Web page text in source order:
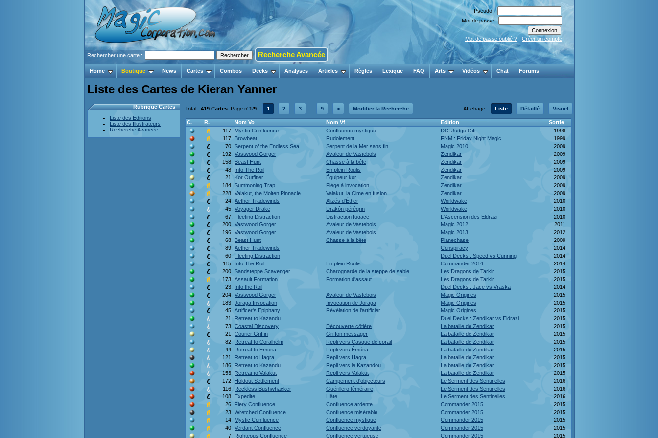
Pseudo :
Mot de passe :
Mot de passe oublié ? - Créer un compte
Rechercher une carte : Recherche Avancée
Home Boutique News Cartes Combos Decks Analyses Articles Règles Lexique FAQ Arts Vidéos Chat Forums
Liste des Cartes de Kieran Yanner
Rubrique Cartes
Liste des Editions
Liste des Illustrateurs
Recherche Avancée
Total : 419 Cartes . Page n°1/9 - 1 2 3 9 > Modifier la Recherche Affichage : Liste Détaillé Visuel
C. R. Nom Vo Nom Vf Edition
Sortie
117.
Mystic Confluence Confluence mystique DCI Judge Gift
1998
117. Browbeat Rudoiement FNM : Friday Night Magic
1999
70. Serpent of the Endless Sea Serpent de la Mer sans fin Magic 2010
2009
192. Vastwood Gorger Avaleur de Vastebois Zendikar
2009
158.
Beast Hunt Chasse à la bête Zendikar
2009
48.
Into The Roil En plein Roulis Zendikar
2009
21.
Kor Outfitter Équipeur kor Zendikar
2009
184. Summoning Trap Piège à invocation Zendikar
2009
228. Valakut, the Molten Pinnacle Valakut, la Cime en fusion Zendikar
2009
24. Aether Tradewinds Alizés d'Éther Worldwake
2010
45. Voyager Drake Drakôn pérégrin Worldwake
2010
67.
Fleeting Distraction Distraction fugace L'Ascension des Eldrazi
2010
200. Vastwood Gorger Avaleur de Vastebois Magic 2012
2011
196. Vastwood Gorger Avaleur de Vastebois Magic 2013
2012
68.
Beast Hunt Chasse à la bête Planechase
2009
89. Aether Tradewinds Conspiracy
2014
60.
Fleeting Distraction Duel Decks : Speed vs Cunning
2014
115.
Into The Roil En plein Roulis Commander 2014
2014
200. Sandsteppe Scavenger Charognarde de la steppe de sable Les Dragons de Tarkir
2015
173. Assault Formation Formation d'assaut Les Dragons de Tarkir
2015
23.
Into the Roil Duel Decks : Jace vs Vraska
2014
204. Vastwood Gorger Avaleur de Vastebois Magic Origines
2015
183. Joraga Invocation Invocation de Joraga Magic Origines
2015
45. Artificer's Epiphany Révélation de l'artificier Magic Origines
2015
21.
Retreat to Kazandu Duel Decks : Zendikar vs Eldrazi
2015
73. Coastal Discovery Découverte côtière La bataille de Zendikar
2015
21.
Courier Griffin Griffon messager La bataille de Zendikar
2015
82.
Retreat to Coralhelm Repli vers Casque de corail La bataille de Zendikar
2015
44.
Retreat to Emeria Repli vers Éméria La bataille de Zendikar
2015
121.
Retreat to Hagra Repli vers Hagra La bataille de Zendikar
2015
186.
Retreat to Kazandu Repli vers le Kazandou La bataille de Zendikar
2015
153.
Retreat to Valakut Repli vers Valakut La bataille de Zendikar
2015
172. Holdout Settlement Campement d'objecteurs Le Serment des Sentinelles
2016
116.
Reckless Bushwhacker Guérillero téméraire Le Serment des Sentinelles
2016
108.
Expedite Hâte Le Serment des Sentinelles
2016
26.
Fiery Confluence Confluence ardente Commander 2015
2015
23. Wretched Confluence Confluence misérable Commander 2015
2015
14.
Mystic Confluence Confluence mystique Commander 2015
2015
40. Verdant Confluence Confluence verdoyante Commander 2015
2015
7.
Righteous Confluence Confluence vertueuse Commander 2015 2015